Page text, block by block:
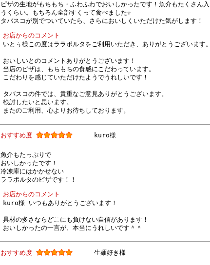
ピザの生地がもちもち・ふわふわでおいしかったです！魚介もたくさん
うくらい。もちろん全部すくって食べました☆
タバスコが別でついていたら、さらにおいしくいただけた気がします！
お店からのコメント
いとぅ様この度はララポルタをご利用いただき、ありがとうございます。
おいしいとのコメントありがとうございます！
当店のピザは、もちもちの食感にこだわっています。
こだわりを感じていただけたようでうれしいです！
タバスコの件では、貴重なご意見ありがとうございます。
検討したいと思います。
またのご利用、心よりお待ちしております。
おすすめ度 kuro様
魚介もたっぷりで
おいしかったです！
冷凍庫にはかかせない
ララポルタのピザです！！
お店からのコメント
kuro様 いつもありがとうございます！
具材の多さならどこにも負けない自信があります！
おいしかったの一言が、本当にうれしいです＾＾
おすすめ度 生麺好き様